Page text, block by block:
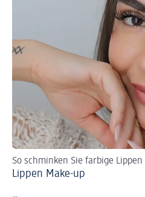
So schminken Sie farbige Lippen
Lippen Make-up